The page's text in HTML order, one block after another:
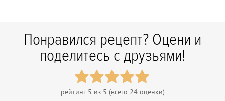
Понравился рецепт? Оцени и
поделитесь с друзьями!
рейтинг 5 из 5 (всего 24оценки)